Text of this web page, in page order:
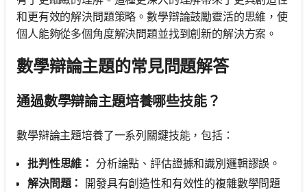
和更有效的解決問題策略。數學辯論鼓勵靈活的思維，使
個人能夠從多個角度解決問題並找到創新的解決方案。
數學辯論主題的常見問題解答
通過數學辯論主題培養哪些技能？
數學辯論主題培養了一系列關鍵技能，包括：
批判性思維： 分析論點、評估證據和識別邏輯謬誤。
解決問題： 開發具有創造性和有效性的複雜數學問題